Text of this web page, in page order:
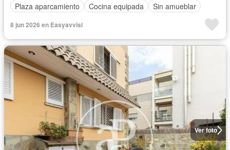
Plaza aparcamiento
Cocina equipada Sin amueblar
8 jun 2026 en Easyavvisi
Ver foto